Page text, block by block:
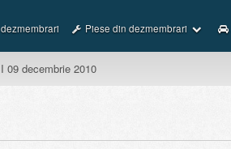
Piese din dezmembrari
09 decembrie 2010